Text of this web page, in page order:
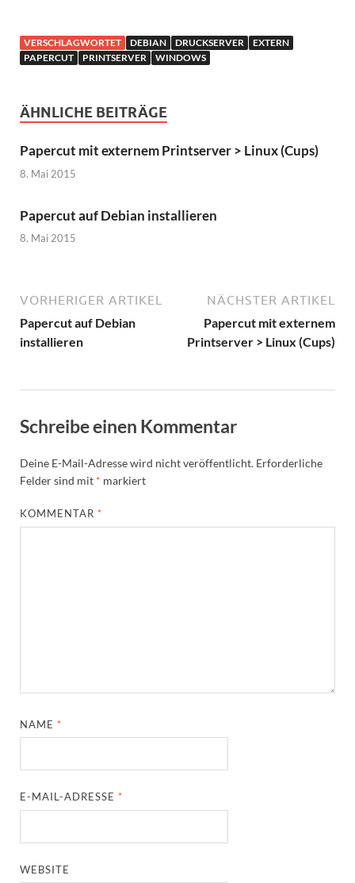
VERSCHLAGWORTET DEBIAN DRUCKSERVER
EXTERN
PAPERCUT
PRINTSERVER WINDOWS
ÄHNLICHE BEITRÄGE
Papercut mit externem Printserver > Linux (Cups)
8. Mai 2015
Papercut auf Debian installieren
8. Mai 2015
VORHERIGER ARTIKEL
Papercut auf Debian
installieren
NÄCHSTER ARTIKEL
Papercut mit externem
Printserver > Linux (Cups)
Schreibe einen Kommentar
Deine E-Mail-Adresse wird nicht veröffentlicht. Erforderliche
Felder sind mit * markiert
KOMMENTAR *
NAME *
E-MAIL-ADRESSE *
WEBSITE